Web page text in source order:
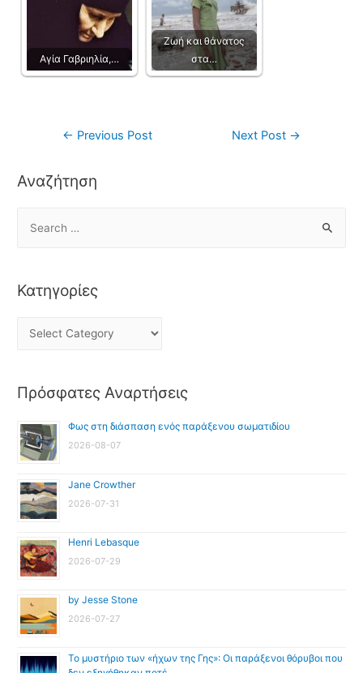
Αγία Γαβριηλία,…
Ζωή και θάνατος
στα…
← Previous Post Next Post →
Αναζήτηση
Κατηγορίες
Πρόσφατες Αναρτήσεις
Φως στη διάσπαση ενός παράξενου σωματιδίου
2026-08-07
Jane Crowther
2026-07-31
Henri Lebasque
2026-07-29
by Jesse Stone
2026-07-27
Το μυστήριο των «ήχων της Γης»: Οι παράξενοι θόρυβοι που